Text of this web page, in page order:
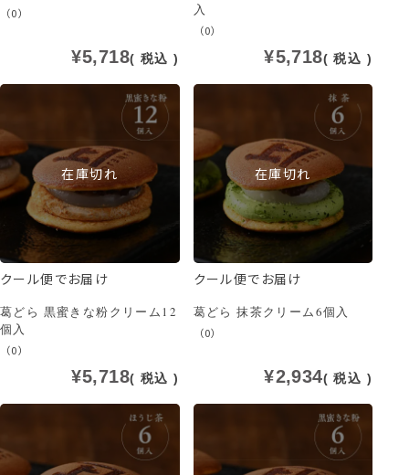
（0）
¥5,718 税込
入
（0）
¥5,718 税込
在庫切れ
クール便でお届け
葛どら 黒蜜きな粉クリーム12
個入
（0）
¥5,718 税込
在庫切れ
クール便でお届け
葛どら 抹茶クリーム6個入
（0）
¥2,934 税込